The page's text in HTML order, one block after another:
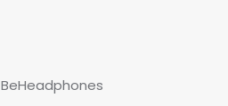
BeHeadphones